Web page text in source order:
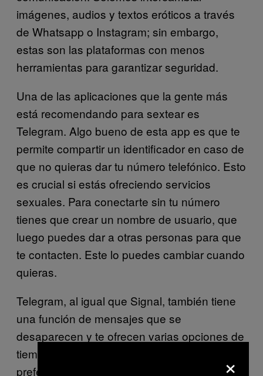
imágenes, audios y textos eróticos a través
de Whatsapp o Instagram; sin embargo,
estas son las plataformas con menos
herramientas para garantizar seguridad.
Una de las aplicaciones que la gente más
está recomendando para sextear es
Telegram. Algo bueno de esta app es que te
permite compartir un identificador en caso de
que no quieras dar tu número telefónico. Esto
es crucial si estás ofreciendo servicios
sexuales. Para conectarte sin tu número
tienes que crear un nombre de usuario, que
luego puedes dar a otras personas para que
te contacten. Este lo puedes cambiar cuando
quieras.
Telegram, al igual que Signal, también tiene
una función de mensajes que se
desaparecen y te ofrecen varias opciones de
tiempo para que las adaptes según tu
preferencia. Para usarla, abre un chat privado
×